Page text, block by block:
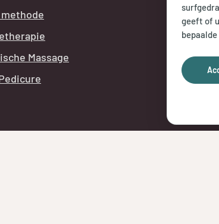
geeft of
Massage